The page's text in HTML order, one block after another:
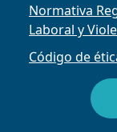
Normativa
Laboral y
Código de